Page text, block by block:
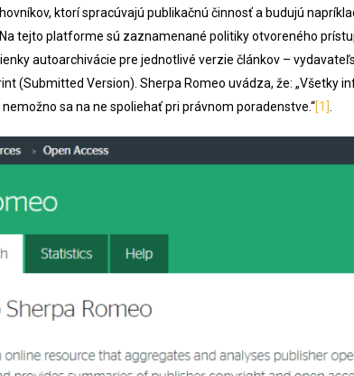
ktorí spracúvajú publikačnú činnosť a budujú
tejto platforme sú zaznamenané politiky otvoreného
autoarchivácie pre jednotlivé verzie článkov –
(Submitted Version). Sherpa Romeo uvádza, že: „Všetky
sa na ne spoliehať pri právnom poradenstve.“[1]